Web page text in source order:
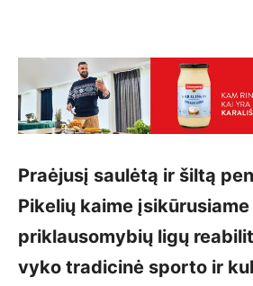
Praėjusį saulėtą ir šiltą
Pikelių kaime įsikūrusiame
priklausomybių ligų
vyko tradicinė sporto ir